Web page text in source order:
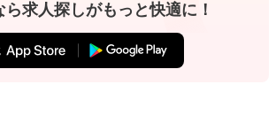
ら求人探しがもっと快適に！